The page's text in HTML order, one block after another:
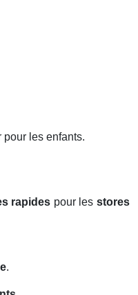
pour les enfants.
rapides pour lesstores
.